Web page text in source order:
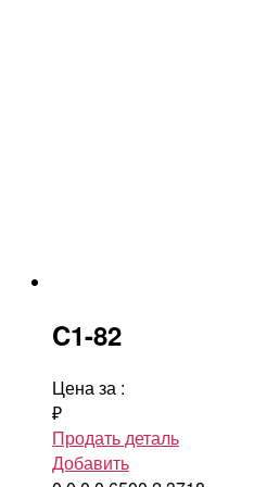
C1-82
Цена за :
₽
Продать деталь
Добавить